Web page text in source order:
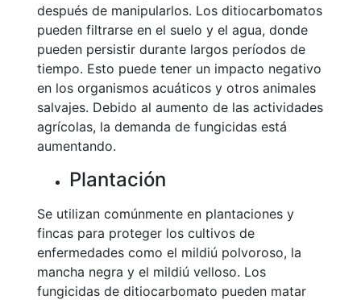
después de manipularlos. Los ditiocarbomatos
pueden filtrarse en el suelo y el agua, donde
pueden persistir durante largos períodos de
tiempo. Esto puede tener un impacto negativo
en los organismos acuáticos y otros animales
salvajes. Debido al aumento de las actividades
agrícolas, la demanda de fungicidas está
aumentando.
Plantación
Se utilizan comúnmente en plantaciones y
fincas para proteger los cultivos de
enfermedades como el mildiú polvoroso, la
mancha negra y el mildiú velloso. Los
fungicidas de ditiocarbomato pueden matar